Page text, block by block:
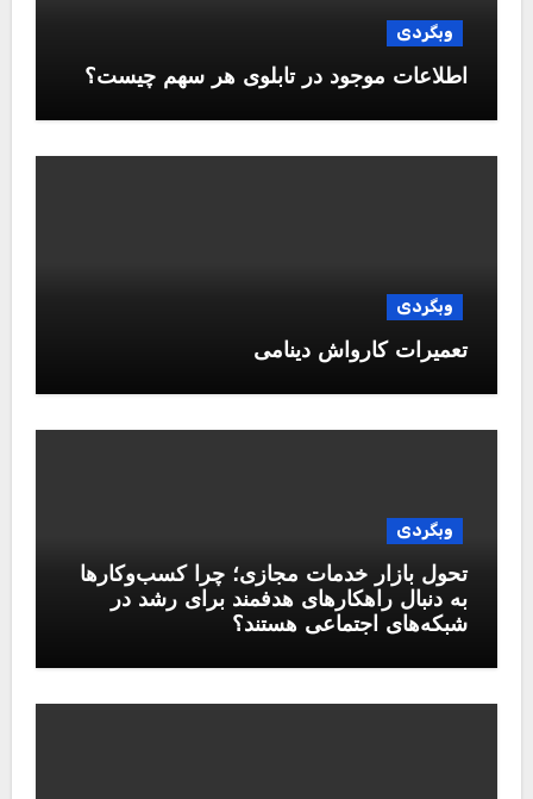
وبگردی
اطلاعات موجود در تابلوی هر سهم چیست؟
وبگردی
تعمیرات کارواش دینامی
وبگردی
تحول بازار خدمات مجازی؛ چرا کسب‌وکارها
به دنبال راهکارهای هدفمند برای رشد در
شبکه‌های اجتماعی هستند؟